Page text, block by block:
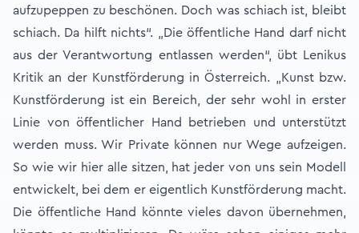
aufzupeppen zu beschönen. Doch was schiach ist, bleibt
schiach. Da hilft nichts“. „Die öffentliche Hand darf nicht
aus der Verantwortung entlassen werden“, übt Lenikus
Kritik an der Kunstförderung in Österreich. „Kunst bzw.
Kunstförderung ist ein Bereich, der sehr wohl in erster
Linie von öffentlicher Hand betrieben und unterstützt
werden muss. Wir Private können nur Wege aufzeigen.
So wie wir hier alle sitzen, hat jeder von uns sein Modell
entwickelt, bei dem er eigentlich Kunstförderung macht.
Die öffentliche Hand könnte vieles davon übernehmen,